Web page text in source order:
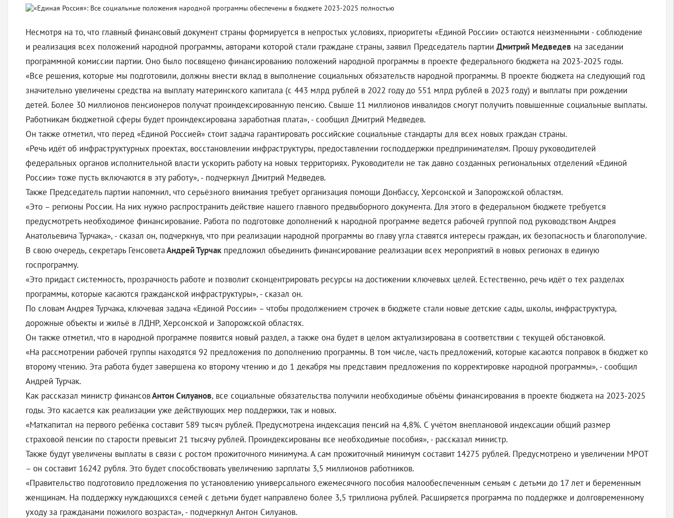
Несмотря на то, что главный финансовый документ страны формируется в непростых условиях, приоритеты «Единой России» остаются неизменными - соблюдение
и реализация всех положений народной программы, авторами которой стали граждане страны, заявил Председатель партии Дмитрий Медведев на заседании
программной комиссии партии. Оно было посвящено финансированию положений народной программы в проекте федерального бюджета на 2023-2025 годы.
«Все решения, которые мы подготовили, должны внести вклад в выполнение социальных обязательств народной программы. В проекте бюджета на следующий год
значительно увеличены средства на выплату материнского капитала (с 443 млрд рублей в 2022 году до 551 млрд рублей в 2023 году) и выплаты при рождении
детей. Более 30 миллионов пенсионеров получат проиндексированную пенсию. Свыше 11 миллионов инвалидов смогут получить повышенные социальные выплаты.
Работникам бюджетной сферы будет проиндексирована заработная плата», - сообщил Дмитрий Медведев.
Он также отметил, что перед «Единой Россией» стоит задача гарантировать российские социальные стандарты для всех новых граждан страны.
«Речь идёт об инфраструктурных проектах, восстановлении инфраструктуры, предоставлении господдержки предпринимателям. Прошу руководителей
федеральных органов исполнительной власти ускорить работу на новых территориях. Руководители не так давно созданных региональных отделений «Единой
России» тоже пусть включаются в эту работу», - подчеркнул Дмитрий Медведев.
Также Председатель партии напомнил, что серьёзного внимания требует организация помощи Донбассу, Херсонской и Запорожской областям.
«Это – регионы России. На них нужно распространить действие нашего главного предвыборного документа. Для этого в федеральном бюджете требуется
предусмотреть необходимое финансирование. Работа по подготовке дополнений к народной программе ведется рабочей группой под руководством Андрея
Анатольевича Турчака», - сказал он, подчеркнув, что при реализации народной программы во главу угла ставятся интересы граждан, их безопасность и благополучие.
В свою очередь, секретарь ГенсоветаАндрей Турчакпредложил объединить финансирование реализации всех мероприятий в новых регионах в единую
госпрограмму.
«Это придаст системность, прозрачность работе и позволит сконцентрировать ресурсы на достижении ключевых целей. Естественно, речь идёт о тех разделах
программы, которые касаются гражданской инфраструктуры», - сказал он.
По словам Андрея Турчака, ключевая задача «Единой России» – чтобы продолжением строчек в бюджете стали новые детские сады, школы, инфраструктура,
дорожные объекты и жильё в ЛДНР, Херсонской и Запорожской областях.
Он также отметил, что в народной программе появится новый раздел, а также она будет в целом актуализирована в соответствии с текущей обстановкой.
«На рассмотрении рабочей группы находятся 92 предложения по дополнению программы. В том числе, часть предложений, которые касаются поправок в бюджет ко
второму чтению. Эта работа будет завершена ко второму чтению и до 1 декабря мы представим предложения по корректировке народной программы», - сообщил
Андрей Турчак.
Как рассказал министр финансовАнтон Силуанов, все социальные обязательства получили необходимые объёмы финансирования в проекте бюджета на 2023-2025
годы. Это касается как реализации уже действующих мер поддержки, так и новых.
«Маткапитал на первого ребёнка составит 589 тысяч рублей. Предусмотрена индексация пенсий на 4,8%. С учётом внеплановой индексации общий размер
страховой пенсии по старости превысит 21 тысячу рублей. Проиндексированы все необходимые пособия», - рассказал министр.
Также будут увеличены выплаты в связи с ростом прожиточного минимума. А сам прожиточный минимум составит 14275 рублей. Предусмотрено и увеличении МРОТ
– он составит 16242 рубля. Это будет способствовать увеличению зарплаты 3,5 миллионов работников.
«Правительство подготовило предложения по установлению универсального ежемесячного пособия малообеспеченным семьям с детьми до 17 лет и беременным
женщинам. На поддержку нуждающихся семей с детьми будет направлено более 3,5 триллиона рублей. Расширяется программа по поддержке и долговременному
уходу за гражданами пожилого возраста», - подчеркнул Антон Силуанов.